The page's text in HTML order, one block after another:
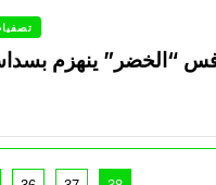
“الخضر” ينهزم